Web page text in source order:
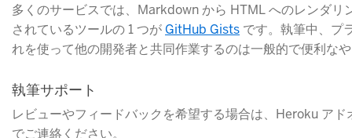
多くのサービスでは、Markdown から HTML へのレンダリ
されているツールの 1 つが GitHub Gists です。執筆中、プ
れを使って他の開発者と共同作業するのは一般的で便利な
執筆サポート
レビューやフィードバックを希望する場合は、Heroku アド
でご連絡ください。